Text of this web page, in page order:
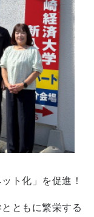
ト化」を促進！
ともに繁栄する